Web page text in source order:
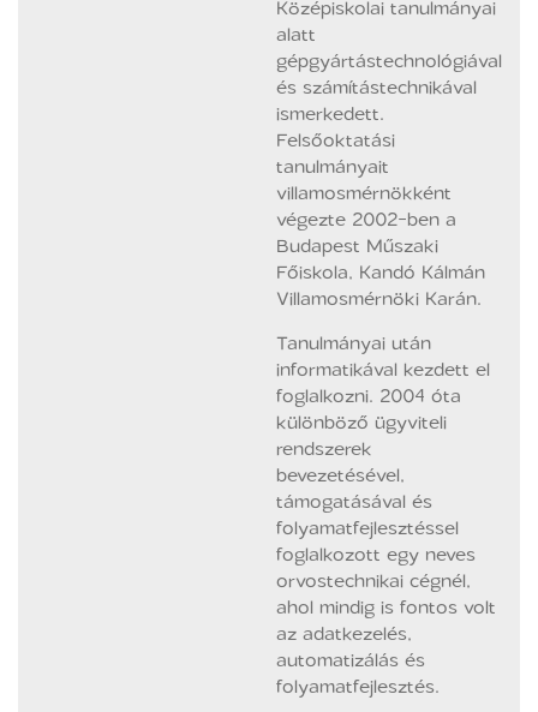
Középiskolai tanulmányai
alatt
gépgyártástechnológiával
és számítástechnikával
ismerkedett.
Felsőoktatási
tanulmányait
villamosmérnökként
végezte 2002-ben a
Budapest Műszaki
Főiskola, Kandó Kálmán
Villamosmérnöki Karán.
Tanulmányai után
informatikával kezdett el
foglalkozni. 2004 óta
különböző ügyviteli
rendszerek
bevezetésével,
támogatásával és
folyamatfejlesztéssel
foglalkozott egy neves
orvostechnikai cégnél,
ahol mindig is fontos volt
az adatkezelés,
automatizálás és
folyamatfejlesztés.